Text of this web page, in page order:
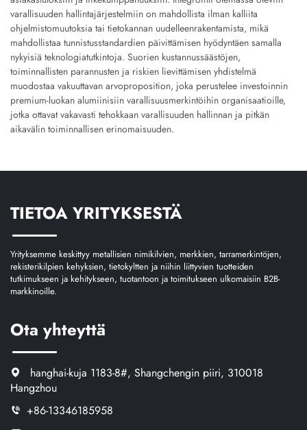
varallisuuden hallintajärjestelmiin on mahdollista ilman kalliita
ohjelmistomuutoksia tai tietokannan uudelleenrakentamista, mikä
mahdollistaa tunnistusstandardien päivittämisen hyödyntäen samalla
nykyisiä teknologiatutkintoja. Suorien kustannussäästöjen,
toiminnallisten parannusten ja riskien lievittämisen yhdistelmä
muodostaa vakuuttavan arvoproposition, joka perustelee investoinnin
premium-luokan alumiinisiin varallisuusmerkintöihin organisaatioille,
jotka ottavat vakavasti tehokkaan varallisuuden hallinnan ja pitkän
aikavälin toiminnallisen erinomaisuuden.
TIETOA YRITYKSESTÄ
Yrityksemme keskittyy metallisien nimikilvien, merkkien, tarramerkintöjen,
rekisterikilpien kehyksien, tietokyltten ja niihin liittyvien tuotteiden
tutkimukseen ja kehitykseen, tuotantoon ja toimitukseen ulkomaisiin B2B-
markkinoille.
Ota yhteyttä
hanghai-kuja 1183-8#, Shangchengin piiri, 310018
Hangzhou
+86-13346185958